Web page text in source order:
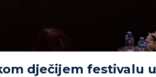
dječijem festivalu u